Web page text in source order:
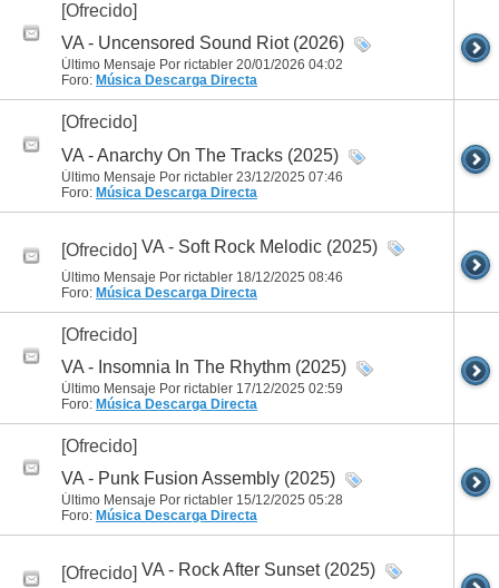
[Ofrecido]
VA - Uncensored Sound Riot (2026)
Último Mensaje Por rictabler 20/01/2026 04:02
Foro: Música Descarga Directa
[Ofrecido]
VA - Anarchy On The Tracks (2025)
Último Mensaje Por rictabler 23/12/2025 07:46
Foro: Música Descarga Directa
[Ofrecido] VA - Soft Rock Melodic (2025)
Último Mensaje Por rictabler 18/12/2025 08:46
Foro: Música Descarga Directa
[Ofrecido]
VA - Insomnia In The Rhythm (2025)
Último Mensaje Por rictabler 17/12/2025 02:59
Foro: Música Descarga Directa
[Ofrecido]
VA - Punk Fusion Assembly (2025)
Último Mensaje Por rictabler 15/12/2025 05:28
Foro: Música Descarga Directa
[Ofrecido] VA - Rock After Sunset (2025)